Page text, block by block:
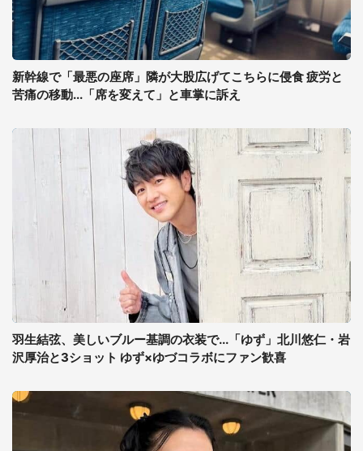
新幹線で「最悪の座席」隣が大股広げてこちらに侵食 疲労と
苦痛の移動...「席を変えて」と車掌に訴え
羽生結弦、美しいブルー基調の衣装で...「ゆず」北川悠仁・岩
沢厚治と3ショット ゆず×ゆづコラボにファン歓喜